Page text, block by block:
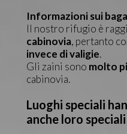
Informazioni sui
Il nostro rifugio è
cabinovia, pertanto
invece di valigie.
Gli zaini sono molto
cabinovia.
Luoghi speciali
anche loro speciali